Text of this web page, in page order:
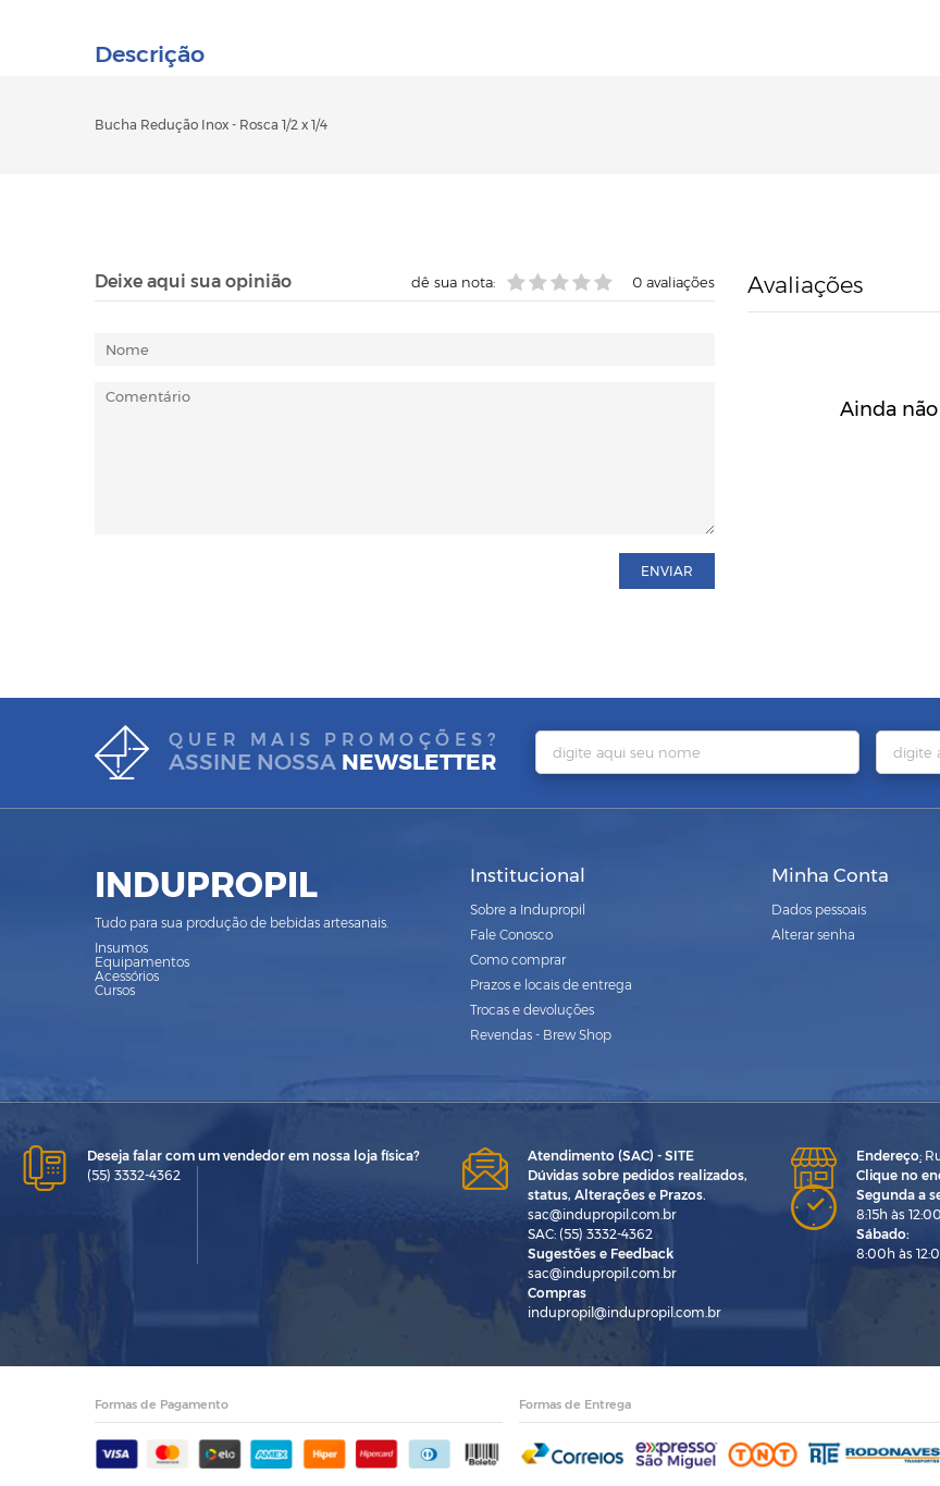
Descrição
Bucha Redução Inox - Rosca 1/2 x 1/4
Deixe aqui sua opinião 0 avaliações
dê sua nota:
ENVIAR
Avaliações
Ainda
QUER MAIS PROMOÇÕES?
ASSINE NOSSA NEWSLETTER
INDUPROPIL
Tudo para sua produção de bebidas artesanais.
Insumos
Equipamentos
Acessórios
Cursos
Institucional
Sobre a Indupropil
Fale Conosco
Como comprar
Prazos e locais de entrega
Trocas e devoluções
Revendas - Brew Shop
Minha Conta
Dados pessoais
Alterar senha
Deseja falar com um vendedor em nossa loja física?
(55) 3332-4362
Atendimento (SAC) - SITE
Dúvidas sobre pedidos realizados,
status, Alterações e Prazos.
sac@indupropil.com.br
SAC: (55) 3332-4362
Sugestões e Feedback
sac@indupropil.com.br
Compras
indupropil@indupropil.com.br
Endereço:
Clique no
Segunda a
8:15h às
Sábado:
8:00h às
Formas de Pagamento Formas de Entrega